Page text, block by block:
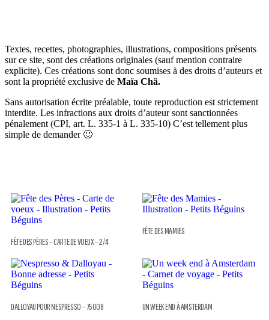
Textes, recettes, photographies, illustrations, compositions présents
sur ce site, sont des créations originales (sauf mention contraire
explicite). Ces créations sont donc soumises à des droits d’auteurs et
sont la propriété exclusive de Maïa Chä.
Sans autorisation écrite préalable, toute reproduction est strictement
interdite. Les infractions aux droits d’auteur sont sanctionnées
pénalement (CPI, art. L. 335-1 à L. 335-10) C’est tellement plus
simple de demander 🙂
FÊTE DES PÈRES – CARTE DE VOEUX – 2/4
FÊTE DES MAMIES
DALLOYAU POUR NESPRESSO – 75008 UN WEEK END À AMSTERDAM